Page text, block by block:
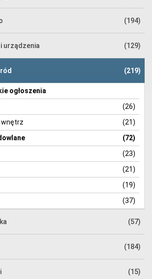
(194)
urządzenia (129)
(219)
ogłoszenia
(26)
wnętrz
(21)
(72)
(23)
(21)
(19)
(37)
(57)
(184)
(15)